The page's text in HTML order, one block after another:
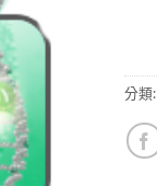
分類: